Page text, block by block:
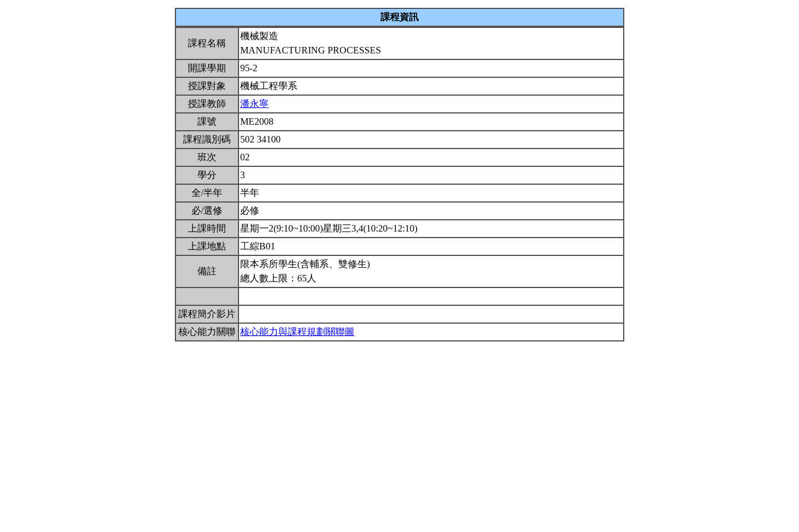
課程資訊
課程名稱
機械製造
MANUFACTURING PROCESSES
開課學期
95-2
授課對象
機械工程學系
授課教師
潘永寧
課號
ME2008
課程識別碼
502 34100
班次
02
學分
3
全/半年
半年
必/選修
必修
上課時間
星期一2(9:10~10:00)星期三3,4(10:20~12:10)
上課地點
工綜B01
備註
限本系所學生(含輔系、雙修生)
總人數上限：65人
課程簡介影片
核心能力關聯 核心能力與課程規劃關聯圖